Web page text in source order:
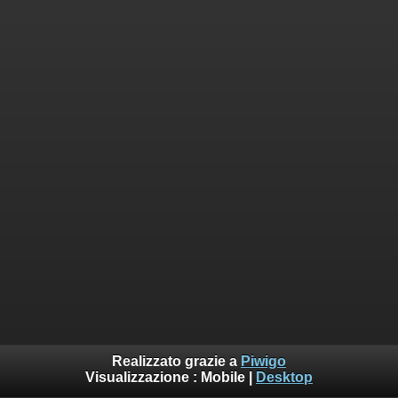
Realizzato grazie a Piwigo
Visualizzazione : Mobile Desktop